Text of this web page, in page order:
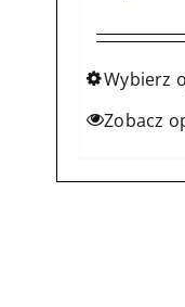
Wybierz
Ten
Zobacz